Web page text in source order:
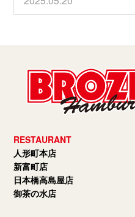
RESTAURANT
人形町本店
新富町店
日本橋高島屋店
御茶の水店